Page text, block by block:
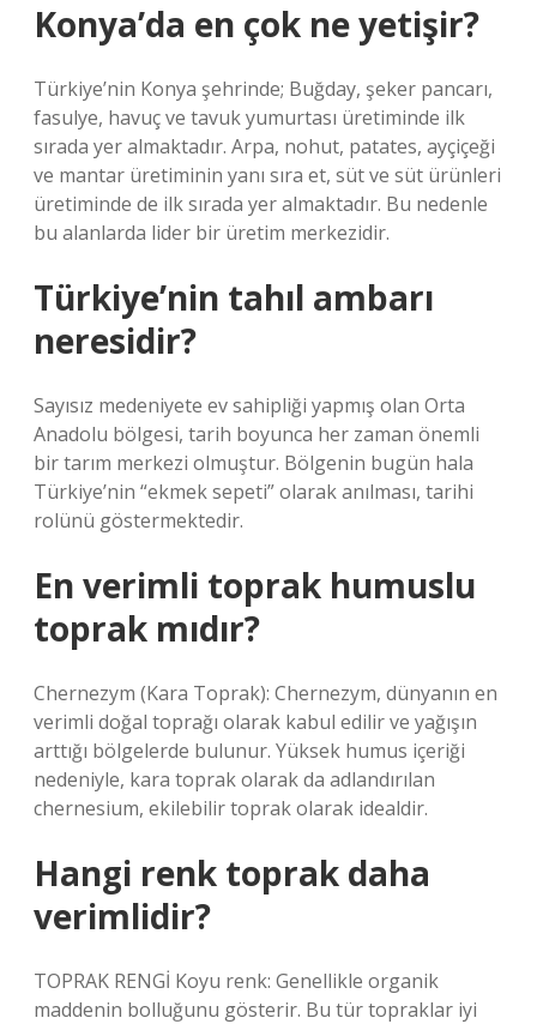
Konya’da en çok ne yetişir?
Türkiye’nin Konya şehrinde; Buğday, şeker pancarı,
fasulye, havuç ve tavuk yumurtası üretiminde ilk
sırada yer almaktadır. Arpa, nohut, patates, ayçiçeği
ve mantar üretiminin yanı sıra et, süt ve süt ürünleri
üretiminde de ilk sırada yer almaktadır. Bu nedenle
bu alanlarda lider bir üretim merkezidir.
Türkiye’nin tahıl ambarı
neresidir?
Sayısız medeniyete ev sahipliği yapmış olan Orta
Anadolu bölgesi, tarih boyunca her zaman önemli
bir tarım merkezi olmuştur. Bölgenin bugün hala
Türkiye’nin “ekmek sepeti” olarak anılması, tarihi
rolünü göstermektedir.
En verimli toprak humuslu
toprak mıdır?
Chernezym (Kara Toprak): Chernezym, dünyanın en
verimli doğal toprağı olarak kabul edilir ve yağışın
arttığı bölgelerde bulunur. Yüksek humus içeriği
nedeniyle, kara toprak olarak da adlandırılan
chernesium, ekilebilir toprak olarak idealdir.
Hangi renk toprak daha
verimlidir?
TOPRAK RENGİ Koyu renk: Genellikle organik
maddenin bolluğunu gösterir. Bu tür topraklar iyi